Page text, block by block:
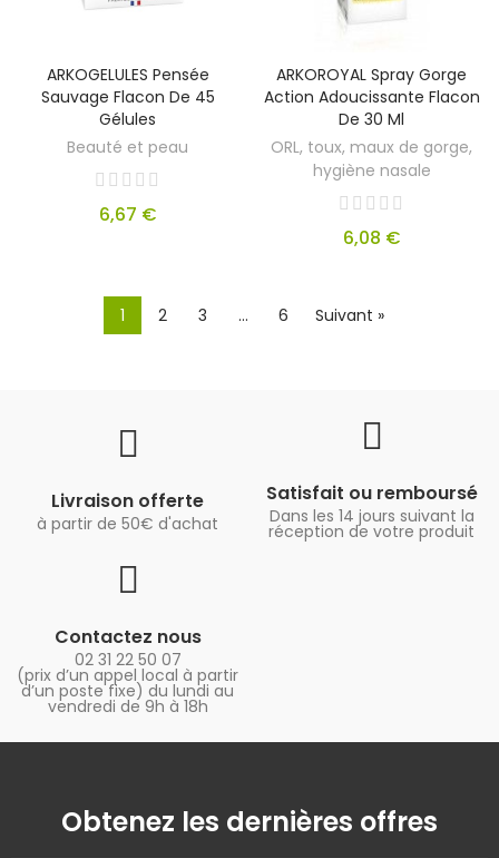
ARKOGELULES Pensée
Sauvage Flacon De 45
Gélules
Beauté et peau
6,67 €
ARKOROYAL Spray Gorge
Action Adoucissante Flacon
De 30 Ml
ORL, toux, maux de gorge,
hygiène nasale
6,08 €
1 2 3 … 6 Suivant »
Livraison offerte
à partir de 50€ d'achat
Satisfait ou remboursé
Dans les 14 jours suivant la
réception de votre produit
Contactez nous
02 31 22 50 07
(prix d’un appel local à partir
d’un poste fixe) du lundi au
vendredi de 9h à 18h
Obtenez les dernières offres